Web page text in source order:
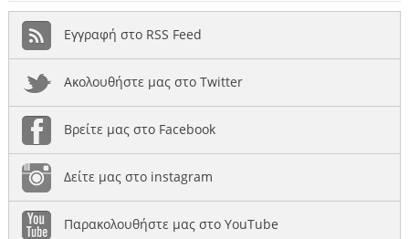
Εγγραφή στο RSS Feed
Ακολουθήστε μας στο Twitter
Βρείτε μας στο Facebook
Δείτε μας στο instagram
Παρακολουθήστε μας στο YouTube